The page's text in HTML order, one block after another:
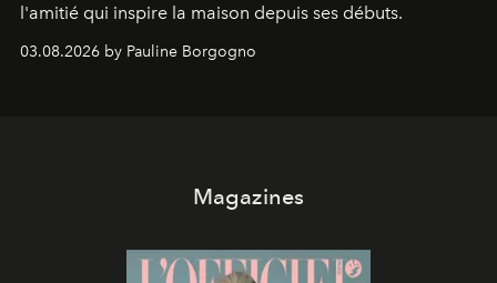
l'amitié qui inspire la maison depuis ses débuts.
03.08.2026 by Pauline Borgogno
Magazines